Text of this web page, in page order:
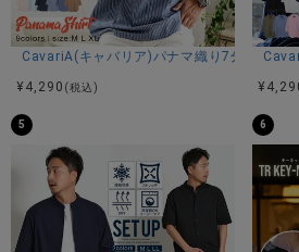
CavariA(キャバリア)パナマ織り7分袖カプ
¥ 4,290 (税込)
¥
5 6